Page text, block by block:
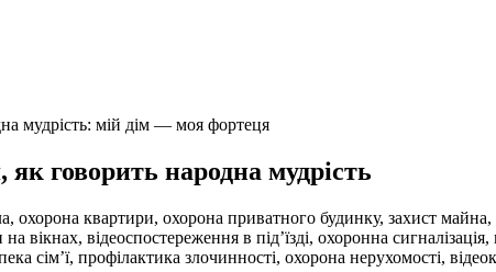
мудрість: мій дім — моя фортеця
говорить народна мудрість